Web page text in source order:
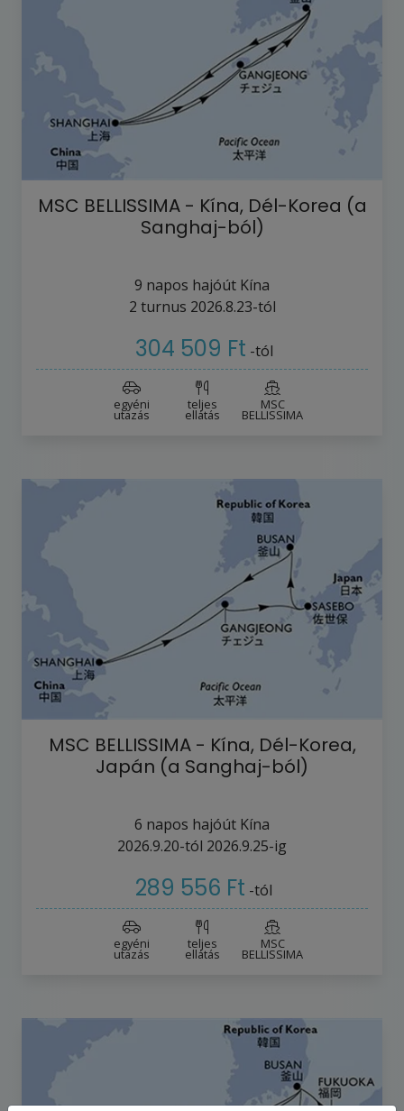
MSC BELLISSIMA - Kína, Dél-Korea (a
Sanghaj-ból)
9 napos hajóút Kína
2 turnus 2026.8.23-tól
304 509 Ft -tól
egyéni
utazás
teljes
ellátás
MSC
BELLISSIMA
MSC BELLISSIMA - Kína, Dél-Korea,
Japán (a Sanghaj-ból)
6 napos hajóút Kína
2026.9.20-tól 2026.9.25-ig
289 556 Ft -tól
egyéni
utazás
teljes
ellátás
MSC
BELLISSIMA